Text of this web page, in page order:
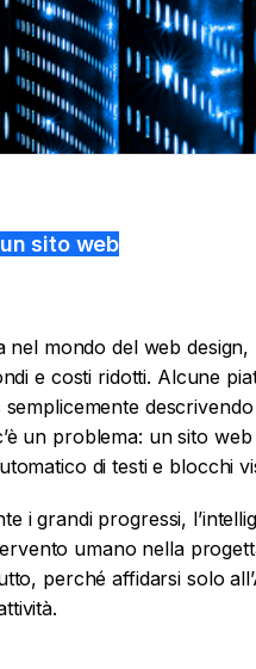
sito web
nel mondo del web
e costi ridotti. Alcune
descrivendo
un problema: un sito
di testi e blocchi
i grandi progressi,
umano nella
perché affidarsi solo